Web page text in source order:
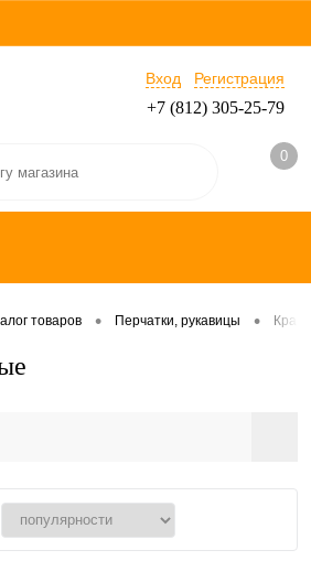
Вход Регистрация
+7 (812) 305-25-79
0
товаров • Перчатки, рукавицы •